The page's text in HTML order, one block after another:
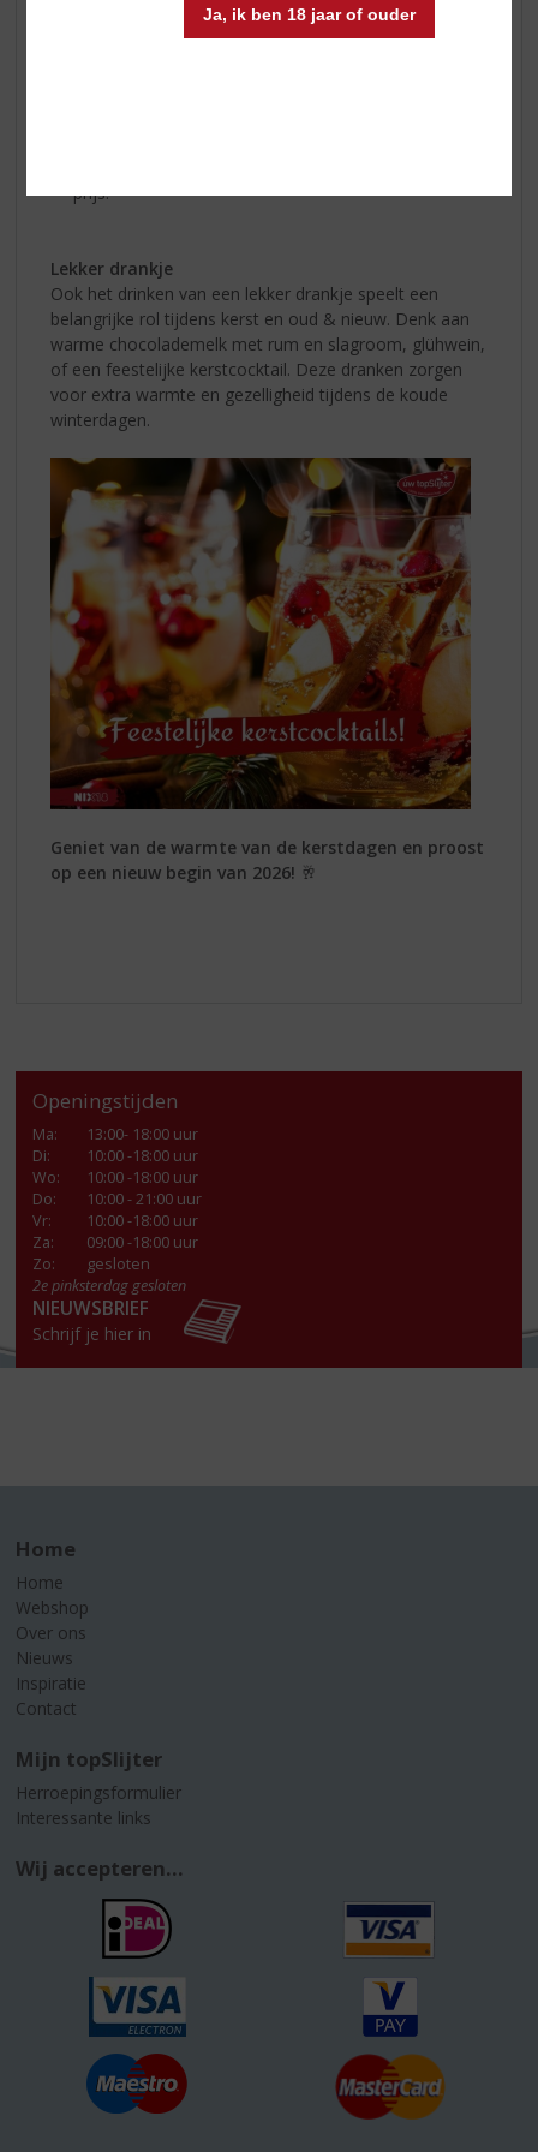
Ja, ik ben 18 jaar of ouder
avond. Dit kan zorgen voor veel gelach en vreugde,
vooral als mensen zich verkleden in kerstsfeer.
prijs.
Lekker drankje
Ook het drinken van een lekker drankje speelt een
belangrijke rol tijdens kerst en oud & nieuw. Denk aan
warme chocolademelk met rum en slagroom, glühwein,
of een feestelijke kerstcocktail. Deze dranken zorgen
voor extra warmte en gezelligheid tijdens de koude
winterdagen.
Geniet van de warmte van de kerstdagen en proost
op een nieuw begin van 2026! 🥂
Openingstijden
Ma:
13:00- 18:00 uur
Di:
10:00 -18:00 uur
Wo:
10:00 -18:00 uur
Do:
10:00 - 21:00 uur
Vr:
10:00 -18:00 uur
Za:
09:00 -18:00 uur
Zo:
gesloten
2e pinksterdag gesloten
NIEUWSBRIEF
Schrijf je hier in
Home
Home
Webshop
Over ons
Nieuws
Inspiratie
Contact
Mijn topSlijter
Herroepingsformulier
Interessante links
Wij accepteren...